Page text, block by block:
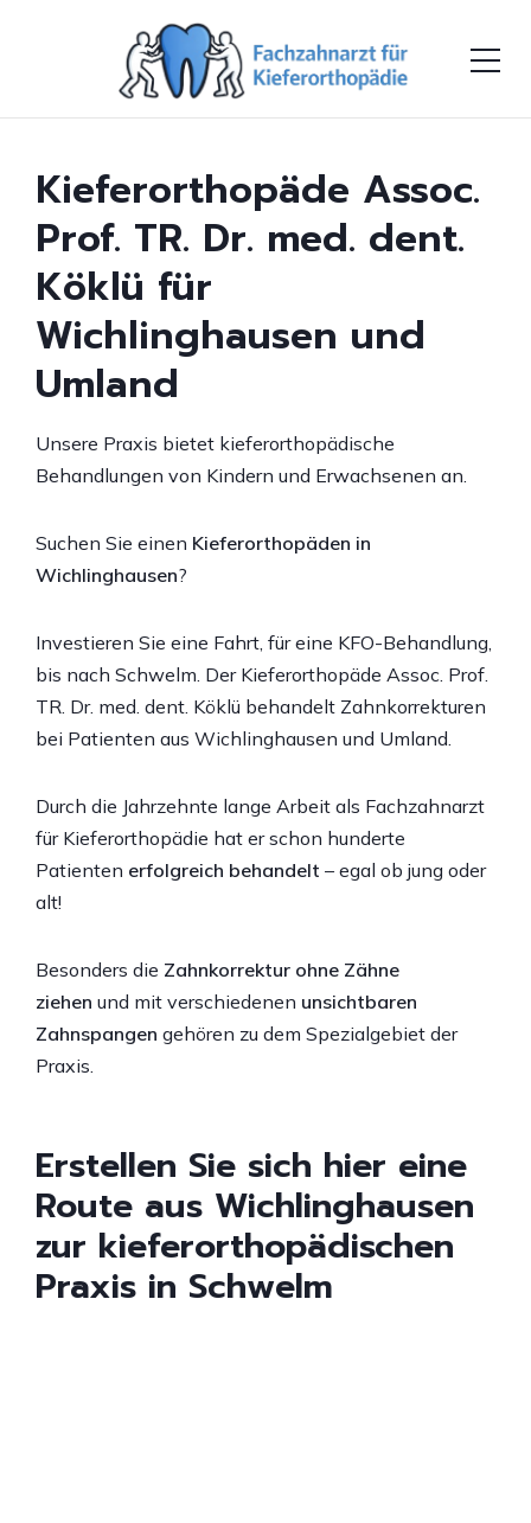
Kieferorthopäde Assoc.
Prof. TR. Dr. med. dent.
Köklü für
Wichlinghausen und
Umland
Unsere Praxis bietet kieferorthopädische
Behandlungen von Kindern und Erwachsenen an.
Suchen Sie einen Kieferorthopäden in
Wichlinghausen?
Investieren Sie eine Fahrt, für eine KFO-Behandlung,
bis nach Schwelm. Der Kieferorthopäde Assoc. Prof.
TR. Dr. med. dent. Köklü behandelt Zahnkorrekturen
bei Patienten aus Wichlinghausen und Umland.
Durch die Jahrzehnte lange Arbeit als Fachzahnarzt
für Kieferorthopädie hat er schon hunderte
Patienten erfolgreich behandelt – egal ob jung oder
alt!
Besonders die Zahnkorrektur ohne Zähne
ziehen und mit verschiedenen unsichtbaren
Zahnspangen gehören zu dem Spezialgebiet der
Praxis.
Erstellen Sie sich hier eine
Route aus Wichlinghausen
zur kieferorthopädischen
Praxis in Schwelm